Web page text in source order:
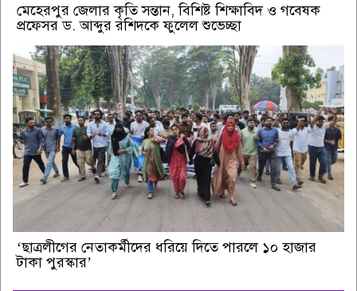
মেহেরপুর জেলার কৃতি সন্তান, বিশিষ্ট শিক্ষাবিদ ও গবেষক
প্রফেসর ড. আব্দুর রশিদকে ফুলেল শুভেচ্ছা
‘ছাত্রলীগের নেতাকর্মীদের ধরিয়ে দিতে পারলে ১০ হাজার
টাকা পুরস্কার’